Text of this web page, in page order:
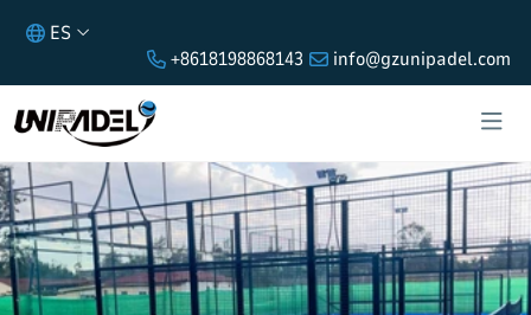
ES
+8618198868143
info@gzunipadel.com